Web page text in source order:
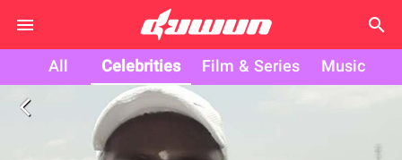
search
All Celebrities Film & Series Music
arrow_back_ios